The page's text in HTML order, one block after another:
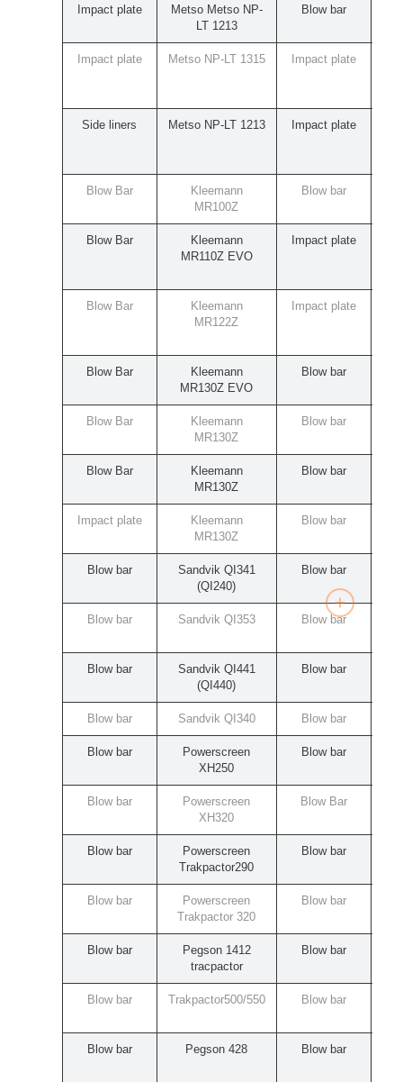
Impact plate
Metso Metso NP-
LT 1213
Blow bar
Impact plate Metso NP-LT 1315 Impact plate
Side liners Metso NP-LT 1213 Impact plate
Blow Bar
Kleemann
MR100Z
Blow bar
Blow Bar
Kleemann
MR110Z EVO
Impact plate
Blow Bar
Kleemann
MR122Z
Impact plate
Blow Bar
Kleemann
MR130Z EVO
Blow bar
Blow Bar
Kleemann
MR130Z
Blow bar
Blow Bar
Kleemann
MR130Z
Blow bar
Impact plate
Kleemann
MR130Z
Blow bar
Blow bar
Sandvik QI341
(QI240)
Blow bar
Blow bar Sandvik QI353 Blow bar
Blow bar
Sandvik QI441
(QI440)
Blow bar
Blow bar Sandvik QI340 Blow bar
Blow bar
Powerscreen
XH250
Blow bar
Blow bar
Powerscreen
XH320
Blow Bar
Blow bar
Powerscreen
Trakpactor290
Blow bar
Blow bar
Powerscreen
Trakpactor 320
Blow bar
Blow bar
Pegson 1412
tracpactor
Blow bar
Blow bar Trakpactor500/550 Blow bar
Blow bar Pegson 428 Blow bar